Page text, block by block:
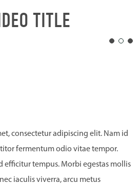
TITLE
consectetur adipiscing elit. Nam id
fermentum odio vitae tempor.
efficitur tempus. Morbi egestas mollis
iaculis viverra, arcu metus